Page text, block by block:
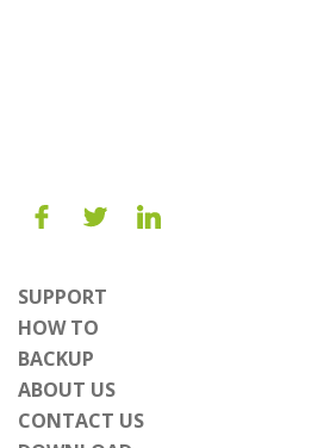
SUPPORT
HOW TO
BACKUP
ABOUT US
CONTACT US